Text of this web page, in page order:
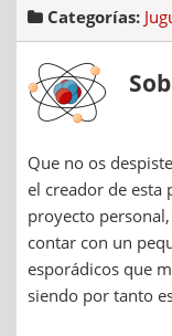
Categorías:
Que no os
el creador de esta
proyecto
contar con un
esporádicos que
siendo por tanto